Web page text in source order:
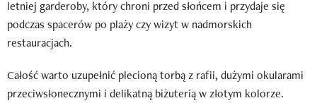
letniej garderoby, który chroni przed słońcem i przydaje się
podczas spacerów po plaży czy wizyt w nadmorskich
restauracjach.
Całość warto uzupełnić plecioną torbą z rafii, dużymi okularami
przeciwsłonecznymi i delikatną biżuterią w złotym kolorze.